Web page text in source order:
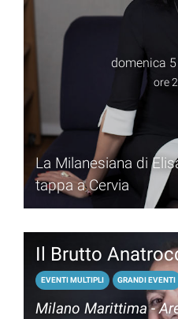
domenica
ore
La Milanesiana di
tappa a Cervia
Il Brutto
EVENTI MULTIPLI GRANDI EVENTI
Milano Marittima -